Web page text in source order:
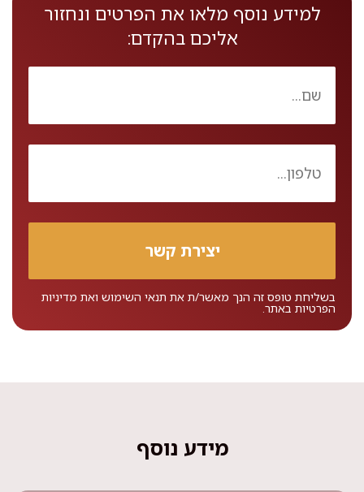
למידע נוסף מלאו את הפרטים ונחזור
אליכם בהקדם:
בשליחת טופס זה הנך מאשר/ת את תנאי השימוש ואת מדיניות
הפרטיות באתר.
מידע נוסף